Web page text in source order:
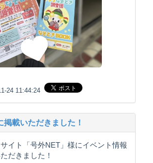
24 11:44:24
掲載いただきました！
イト「号外NET」様にイベント情報
だきました！